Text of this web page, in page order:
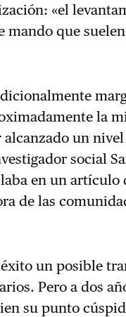
«el
mando que
la
alcanzado un
social
en un artículo
de las
un posible
Pero a dos
su punto